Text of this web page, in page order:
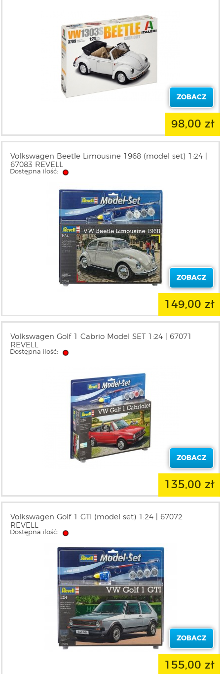
ZOBACZ
98,00 zł
Volkswagen Beetle Limousine 1968 (model set) 1:24 |
67083 REVELL
Dostępna ilość:
ZOBACZ
149,00 zł
Volkswagen Golf 1 Cabrio Model SET 1:24 | 67071
REVELL
Dostępna ilość:
ZOBACZ
135,00 zł
Volkswagen Golf 1 GTI (model set) 1:24 | 67072
REVELL
Dostępna ilość:
ZOBACZ
155,00 zł